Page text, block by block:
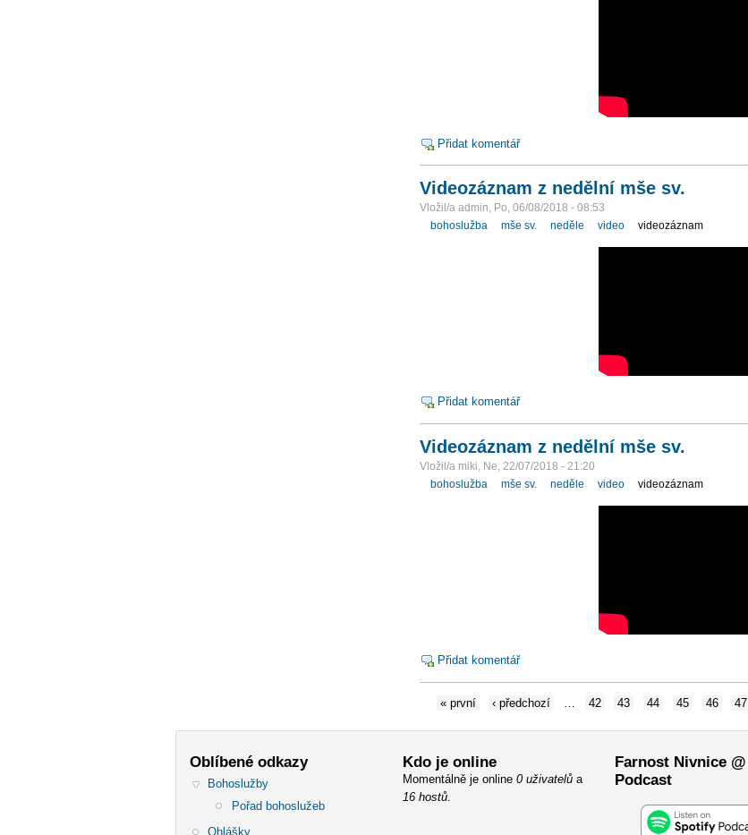
Přidat komentář
Videozáznam z nedělní mše sv.
Vložil/a admin, Po, 06/08/2018 - 08:53
bohoslužba
mše sv. neděle video videozáznam
Přidat komentář
Videozáznam z nedělní mše sv.
Vložil/a miki, Ne, 22/07/2018 - 21:20
bohoslužba
mše sv. neděle video videozáznam
Přidat komentář
« první ‹ předchozí 42 43 44 45 46 47
Oblíbené odkazy
Bohoslužby
Pořad bohoslužeb
Ohlášky
Kdo je online
Momentálně je online 0 uživatelůa
16 hostů.
Farnost Nivnice @
Podcast